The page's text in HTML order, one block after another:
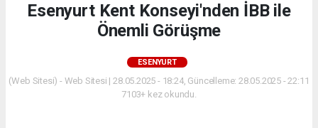
Esenyurt Kent Konseyi'nden İBB ile
Önemli Görüşme
ESENYURT
(Web Sitesi) - Web Sitesi | 28.05.2025 - 18:24, Güncelleme: 28.05.2025 - 22:11
7103+ kez okundu.